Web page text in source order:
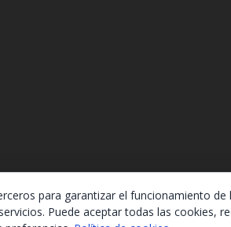
lo único que te pido es que
para garantizar el funcionamiento de
Puede aceptar todas las cookies,